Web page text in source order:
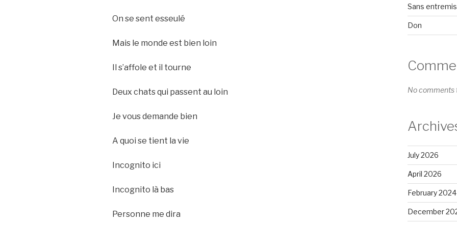
On se sent esseulé
Mais le monde est bien loin
Il s’affole et il tourne
Deux chats qui passent au loin
Je vous demande bien
A quoi se tient la vie
Incognito ici
Incognito là bas
Personne me dira
Sans
Don
No comments
July 2026
April 2026
February 2024
December